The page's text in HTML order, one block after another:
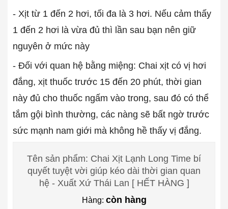
- Xịt từ 1 đến 2 hơi, tối đa là 3 hơi. Nếu cảm thấy
1 đến 2 hơi là vừa đủ thì lần sau bạn nên giữ
nguyên ở mức này
- Đối với quan hệ bằng miệng: Chai xịt có vị hơi
đắng, xịt thuốc trước 15 đến 20 phút, thời gian
này đủ cho thuốc ngấm vào trong, sau đó có thể
tắm gội bình thường, các nàng sẽ bất ngờ trước
sức mạnh nam giới mà không hề thấy vị đắng.
Tên sản phẩm: Chai Xịt Lạnh Long Time bí
quyết tuyệt vời giúp kéo dài thời gian quan
hệ - Xuất Xứ Thái Lan [ HẾT HÀNG ]
Hàng: còn hàng